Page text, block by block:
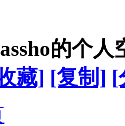
的个人
藏] [复制] [